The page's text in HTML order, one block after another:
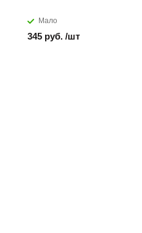
Мало
345 руб. /шт